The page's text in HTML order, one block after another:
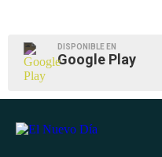
DISPONIBLE EN
Google Play